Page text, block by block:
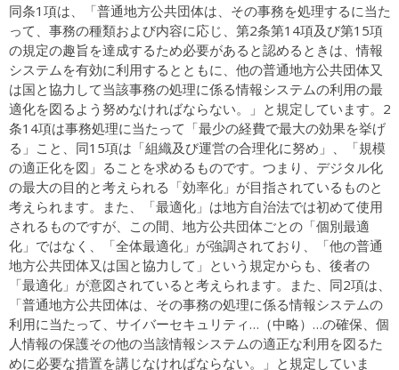
同条1項は、「普通地方公共団体は、その事務を処理するに当た
って、事務の種類および内容に応じ、第2条第14項及び第15項
の規定の趣旨を達成するため必要があると認めるときは、情報
システムを有効に利用するとともに、他の普通地方公共団体又
は国と協力して当該事務の処理に係る情報システムの利用の最
適化を図るよう努めなければならない。」と規定しています。2
条14項は事務処理に当たって「最少の経費で最大の効果を挙げ
る」こと、同15項は「組織及び運営の合理化に努め」、「規模
の適正化を図」ることを求めるものです。つまり、デジタル化
の最大の目的と考えられる「効率化」が目指されているものと
考えられます。また、「最適化」は地方自治法では初めて使用
されるものですが、この間、地方公共団体ごとの「個別最適
化」ではなく、「全体最適化」が強調されており、「他の普通
地方公共団体又は国と協力して」という規定からも、後者の
「最適化」が意図されていると考えられます。また、同2項は、
「普通地方公共団体は、その事務の処理に係る情報システムの
利用に当たって、サイバーセキュリティ…（中略）…の確保、個
人情報の保護その他の当該情報システムの適正な利用を図るた
めに必要な措置を講じなければならない。」と規定していま